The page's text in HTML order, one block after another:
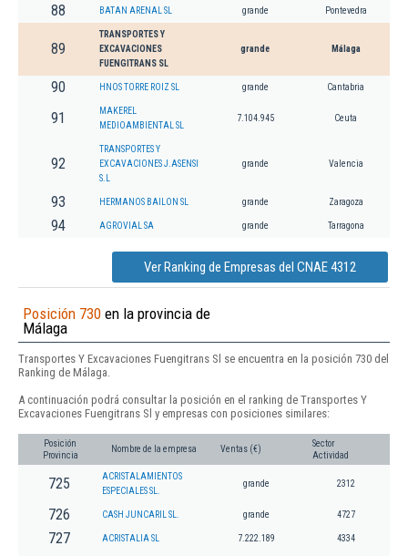
88 BATAN ARENAL SL grande Pontevedra
89
TRANSPORTES Y
EXCAVACIONES
FUENGITRANS SL
grande Málaga
90 HNOS TORRE ROIZ SL grande Cantabria
91
MAKEREL
MEDIOAMBIENTAL SL
7.104.945 Ceuta
92
TRANSPORTES Y
EXCAVACIONES J.ASENSI
S.L
grande Valencia
93 HERMANOS BAILON SL grande Zaragoza
94 AGROVIAL SA grande Tarragona
Ver Ranking de Empresas del CNAE 4312
Posición 730 en la provincia de
Málaga
Transportes Y Excavaciones Fuengitrans Sl se encuentra en la posición 730 del
Ranking de Málaga.
A continuación podrá consultar la posición en el ranking de Transportes Y
Excavaciones Fuengitrans Sl y empresas con posiciones similares:
Posición
Provincia
Nombre de la empresa Ventas (€)
Sector
Actividad
725
ACRISTALAMIENTOS
ESPECIALES SL.
grande 2312
726 CASH JUNCARIL SL. grande 4727
727 ACRISTALIA SL 7.222.189 4334